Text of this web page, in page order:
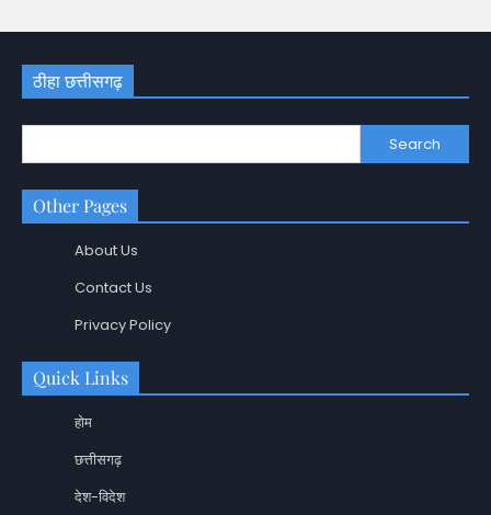
ठीहा छत्तीसगढ़
Search
Other Pages
About Us
Contact Us
Privacy Policy
Quick Links
होम
छत्तीसगढ़
देश-विदेश